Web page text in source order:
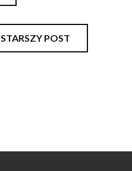
STARSZY POST